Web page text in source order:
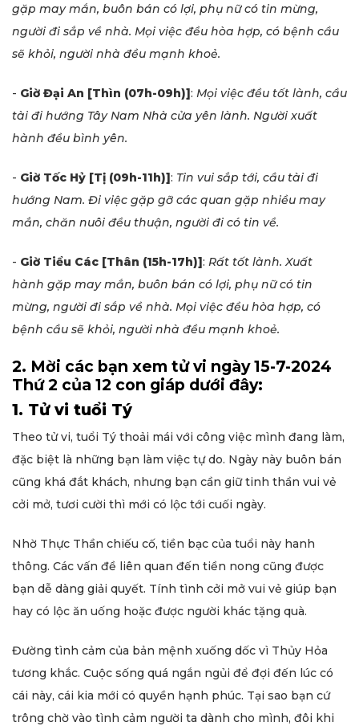
gặp may mắn, buôn bán có lợi, phụ nữ có tin mừng,
người đi sắp về nhà. Mọi việc đều hòa hợp, có bệnh cầu
sẽ khỏi, người nhà đều mạnh khoẻ.
- Giờ Đại An [Thìn (07h-09h)]: Mọi việc đều tốt lành, cầu
tài đi hướng Tây Nam Nhà cửa yên lành. Người xuất
hành đều bình yên.
- Giờ Tốc Hỷ [Tị (09h-11h)]: Tin vui sắp tới, cầu tài đi
hướng Nam. Đi việc gặp gỡ các quan gặp nhiều may
mắn, chăn nuôi đều thuận, người đi có tin về.
- Giờ Tiểu Các [Thân (15h-17h)]: Rất tốt lành. Xuất
hành gặp may mắn, buôn bán có lợi, phụ nữ có tin
mừng, người đi sắp về nhà. Mọi việc đều hòa hợp, có
bệnh cầu sẽ khỏi, người nhà đều mạnh khoẻ.
2. Mời các bạn xem tử vi ngày 15-7-2024
Thứ 2 của 12 con giáp dưới đây:
1. Tử vi tuổi Tý
Theo tử vi, tuổi Tý thoải mái với công việc mình đang làm,
đặc biệt là những bạn làm việc tự do. Ngày này buôn bán
cũng khá đắt khách, nhưng bạn cần giữ tinh thần vui vẻ
cởi mở, tươi cười thì mới có lộc tới cuối ngày.
Nhờ Thực Thần chiếu cố, tiền bạc của tuổi này hanh
thông. Các vấn đề liên quan đến tiền nong cũng được
bạn dễ dàng giải quyết. Tính tình cởi mở vui vẻ giúp bạn
hay có lộc ăn uống hoặc được người khác tặng quà.
Đường tình cảm của bản mệnh xuống dốc vì Thủy Hỏa
tương khắc. Cuộc sống quá ngắn ngủi để đợi đến lúc có
cái này, cái kia mới có quyền hạnh phúc. Tại sao bạn cứ
trông chờ vào tình cảm người ta dành cho mình, đôi khi